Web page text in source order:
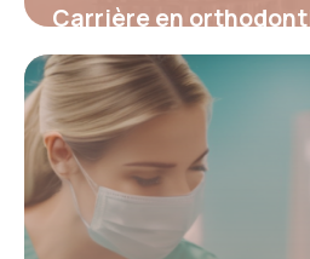
Carrière en
perspectives et
4 juillet 2025